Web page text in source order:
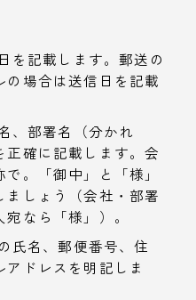
を記載します。郵送の
の場合は送信日を記載
、部署名（分かれ
正確に記載します。会
。「御中」と「様」
ましょう（会社・部署
なら「様」）。
氏名、郵便番号、住
ドレスを明記しま